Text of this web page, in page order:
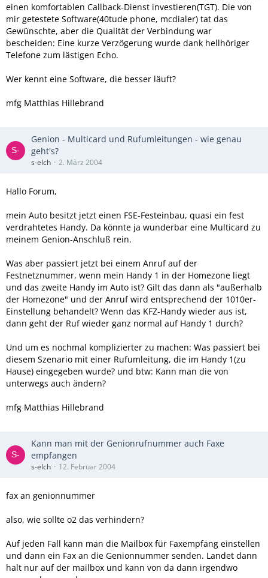
einen komfortablen Callback-Dienst investieren(TGT). Die von
mir getestete Software(40tude phone, mcdialer) tat das
Gewünschte, aber die Qualität der Verbindung war
bescheiden: Eine kurze Verzögerung wurde dank hellhöriger
Telefone zum lästigen Echo.
Wer kennt eine Software, die besser läuft?
mfg Matthias Hillebrand
Genion - Multicard und Rufumleitungen - wie genau
geht's?
s-elch 2. März 2004
Hallo Forum,
mein Auto besitzt jetzt einen FSE-Festeinbau, quasi ein fest
verdrahtetes Handy. Da könnte ja wunderbar eine Multicard zu
meinem Genion-Anschluß rein.
Was aber passiert jetzt bei einem Anruf auf der
Festnetznummer, wenn mein Handy 1 in der Homezone liegt
und das zweite Handy im Auto ist? Gilt das dann als "außerhalb
der Homezone" und der Anruf wird entsprechend der 1010er-
Einstellung behandelt? Wenn das KFZ-Handy wieder aus ist,
dann geht der Ruf wieder ganz normal auf Handy 1 durch?
Und um es nochmal komplizierter zu machen: Was passiert bei
diesem Szenario mit einer Rufumleitung, die im Handy 1(zu
Hause) eingegeben wurde? und btw: Kann man die von
unterwegs auch ändern?
mfg Matthias Hillebrand
Kann man mit der Genionrufnummer auch Faxe
empfangen
s-elch 12. Februar 2004
fax an genionnummer
also, wie sollte o2 das verhindern?
Auf jeden Fall kann man die Mailbox für Faxempfang einstellen
und dann ein Fax an die Genionnummer senden. Landet dann
halt nur auf der mailbox und kann von da dann irgendwo